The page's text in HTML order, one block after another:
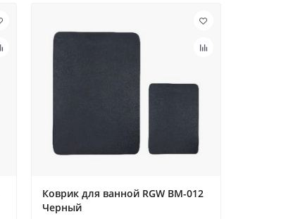
Коврик для ванной RGW BM-012
Черный